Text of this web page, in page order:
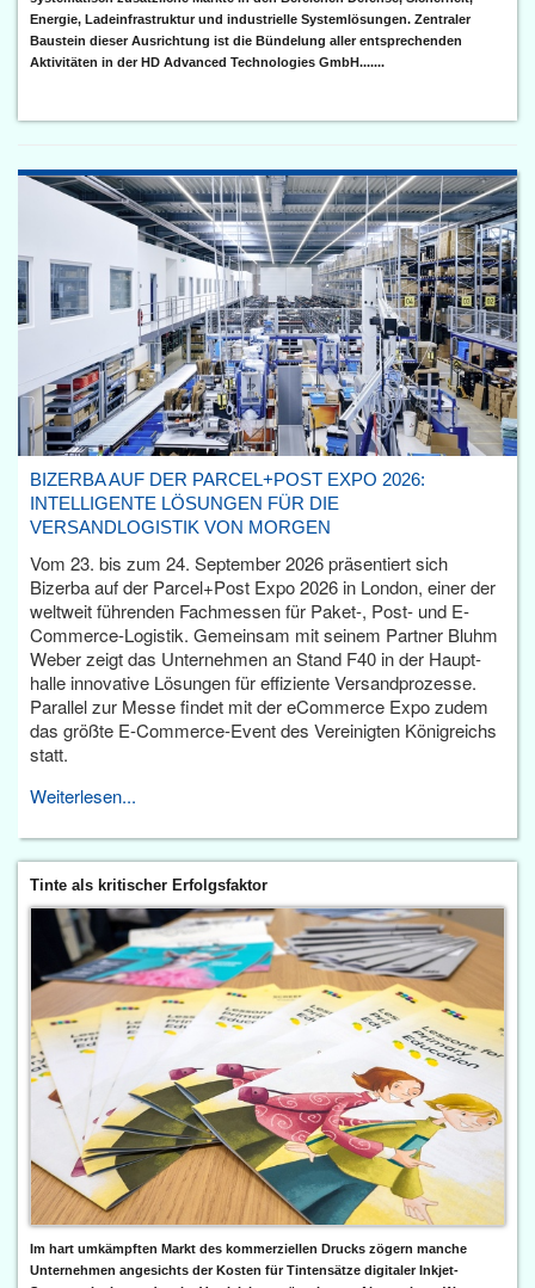
Energie, Ladeinfrastruktur und industrielle Systemlösungen. Zentraler
Baustein dieser Ausrichtung ist die Bündelung aller entsprechenden
Aktivitäten in der HD Advanced Technologies GmbH.......
BIZERBA AUF DER PARCEL+POST EXPO 2026:
INTELLIGENTE LÖSUNGEN FÜR DIE
VERSANDLOGISTIK VON MORGEN
Vom 23. bis zum 24. September 2026 präsentiert sich
Bizerba auf der Parcel+Post Expo 2026 in London, einer der
weltweit führenden Fachmessen für Paket-, Post- und E-
Commerce-Logistik. Gemeinsam mit seinem Partner Bluhm
Weber zeigt das Unternehmen an Stand F40 in der Haupt­
halle innovative Lösungen für effiziente Versandprozesse.
Parallel zur Messe findet mit der eCommerce Expo zudem
das größte E-Commerce-Event des Vereinigten Königreichs
statt.
Weiterlesen...
Tinte als kritischer Erfolgsfaktor
Im hart umkämpften Markt des kommerziellen Drucks zögern manche
Unternehmen angesichts der Kosten für Tintensätze digitaler Inkjet-